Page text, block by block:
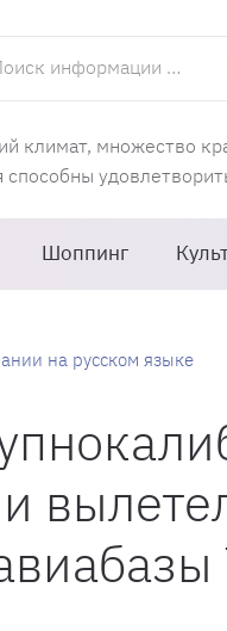
информации об Испании
климат, множество
способны
Шоппинг
на русском языке